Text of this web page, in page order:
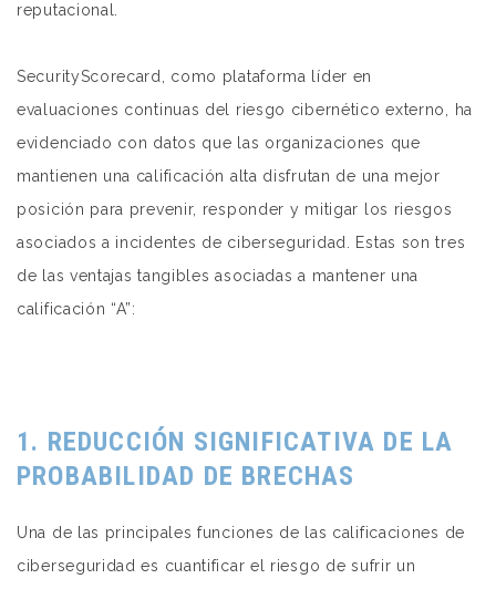
reputacional.
SecurityScorecard, como plataforma líder en
evaluaciones continuas del riesgo cibernético externo, ha
evidenciado con datos que las organizaciones que
mantienen una calificación alta disfrutan de una mejor
posición para prevenir, responder y mitigar los riesgos
asociados a incidentes de ciberseguridad. Estas son tres
de las ventajas tangibles asociadas a mantener una
calificación “A”:
1. REDUCCIÓN SIGNIFICATIVA DE LA
PROBABILIDAD DE BRECHAS
Una de las principales funciones de las calificaciones de
ciberseguridad es cuantificar el riesgo de sufrir un